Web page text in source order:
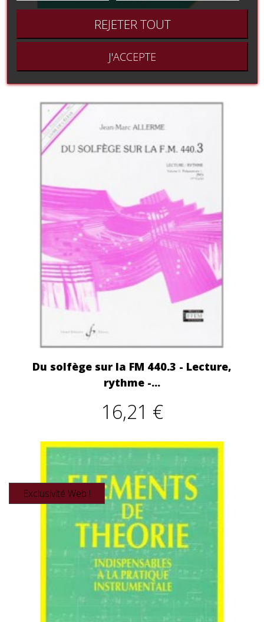
Cahier de musique 12 portées
2,50 €
Du solfège sur la FM 440.3 - Lecture,
rythme -...
16,21 €
Exclusivité Web !
REJETER TOUT
J'ACCEPTE